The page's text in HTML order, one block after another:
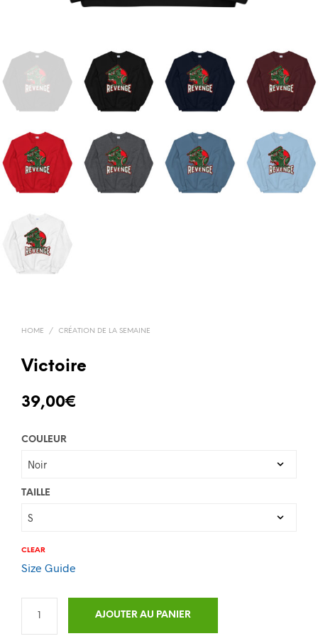
HOME / CRÉATION DE LA SEMAINE
Victoire
39,00€
COULEUR
TAILLE
CLEAR
Size Guide
AJOUTER AU PANIER